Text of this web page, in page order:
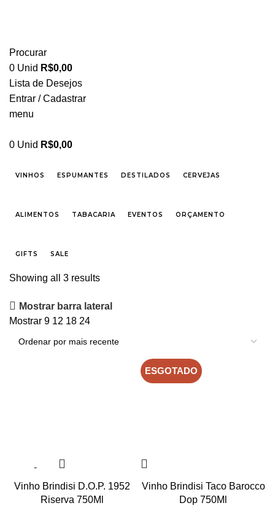
Procurar
0 Unid R$0,00
Lista de Desejos
Entrar / Cadastrar
menu
0 Unid R$0,00
VINHOS ESPUMANTES DESTILADOS CERVEJAS
ALIMENTOS TABACARIA EVENTOS ORÇAMENTO
GIFTS SALE
Showing all 3 results
Mostrar barra lateral
Mostrar 9 12 18 24
Vinho Brindisi D.O.P. 1952
Riserva 750Ml
ESGOTADO
Vinho Brindisi Taco Barocco
Dop 750Ml